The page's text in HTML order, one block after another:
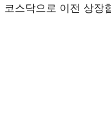
스닥으로 이전 상장